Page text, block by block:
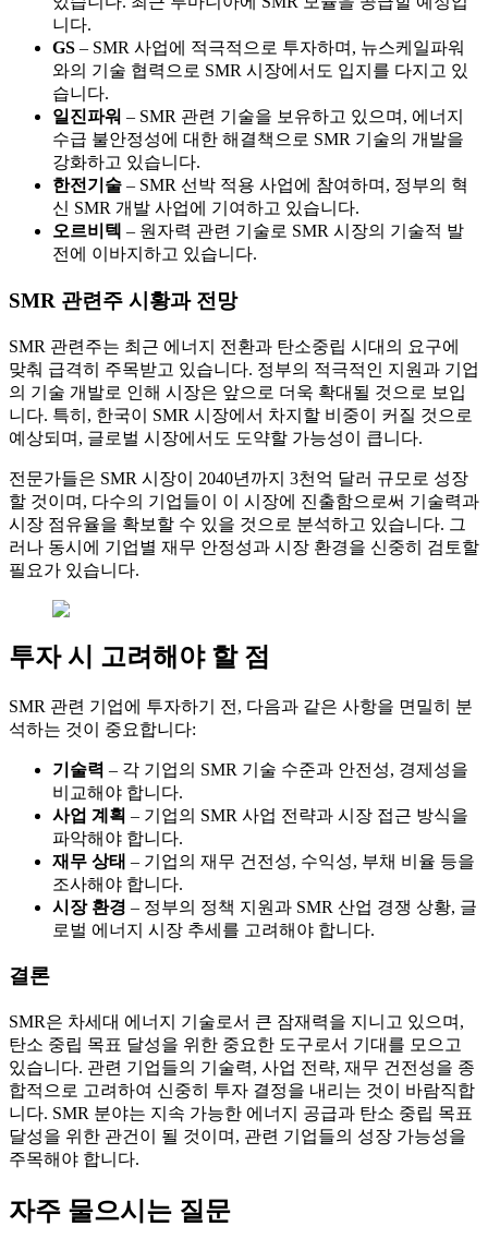
니다.
GS – SMR 사업에 적극적으로 투자하며, 뉴스케일파워
와의 기술 협력으로 SMR 시장에서도 입지를 다지고 있
습니다.
일진파워 – SMR 관련 기술을 보유하고 있으며, 에너지
수급 불안정성에 대한 해결책으로 SMR 기술의 개발을
강화하고 있습니다.
한전기술 – SMR 선박 적용 사업에 참여하며, 정부의 혁
신 SMR 개발 사업에 기여하고 있습니다.
오르비텍 – 원자력 관련 기술로 SMR 시장의 기술적 발
전에 이바지하고 있습니다.
SMR 관련주 시황과 전망
SMR 관련주는 최근 에너지 전환과 탄소중립 시대의 요구에
맞춰 급격히 주목받고 있습니다. 정부의 적극적인 지원과 기업
의 기술 개발로 인해 시장은 앞으로 더욱 확대될 것으로 보입
니다. 특히, 한국이 SMR 시장에서 차지할 비중이 커질 것으로
예상되며, 글로벌 시장에서도 도약할 가능성이 큽니다.
전문가들은 SMR 시장이 2040년까지 3천억 달러 규모로 성장
할 것이며, 다수의 기업들이 이 시장에 진출함으로써 기술력과
시장 점유율을 확보할 수 있을 것으로 분석하고 있습니다. 그
러나 동시에 기업별 재무 안정성과 시장 환경을 신중히 검토할
필요가 있습니다.
투자 시 고려해야 할 점
SMR 관련 기업에 투자하기 전, 다음과 같은 사항을 면밀히 분
석하는 것이 중요합니다:
기술력 – 각 기업의 SMR 기술 수준과 안전성, 경제성을
비교해야 합니다.
사업 계획 – 기업의 SMR 사업 전략과 시장 접근 방식을
파악해야 합니다.
재무 상태 – 기업의 재무 건전성, 수익성, 부채 비율 등을
조사해야 합니다.
시장 환경 – 정부의 정책 지원과 SMR 산업 경쟁 상황, 글
로벌 에너지 시장 추세를 고려해야 합니다.
결론
SMR은 차세대 에너지 기술로서 큰 잠재력을 지니고 있으며,
탄소 중립 목표 달성을 위한 중요한 도구로서 기대를 모으고
있습니다. 관련 기업들의 기술력, 사업 전략, 재무 건전성을 종
합적으로 고려하여 신중히 투자 결정을 내리는 것이 바람직합
니다. SMR 분야는 지속 가능한 에너지 공급과 탄소 중립 목표
달성을 위한 관건이 될 것이며, 관련 기업들의 성장 가능성을
주목해야 합니다.
자주 물으시는 질문